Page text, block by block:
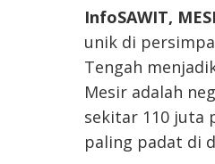
InfoSAWIT,
unik di
Tengah
Mesir adalah
sekitar 110 juta
paling padat di